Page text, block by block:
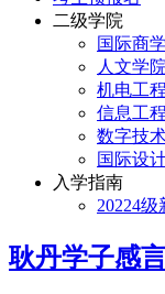
二级学院
国际商
人文学院
机电工
信息工
数字技
国际设
入学指南
20224
耿丹学子感